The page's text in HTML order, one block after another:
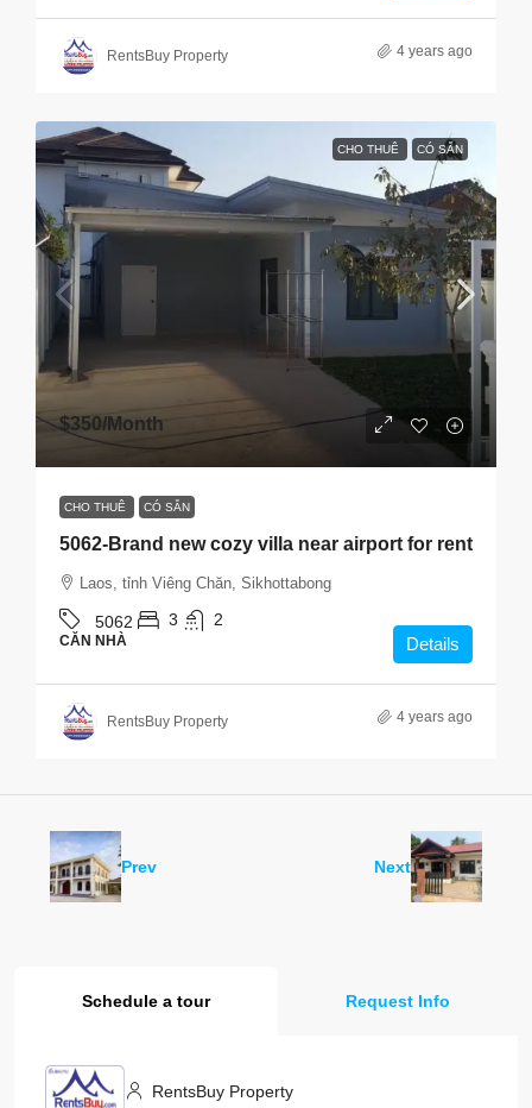
RentsBuy Property 4 years ago
CHO THUÊ CÓ SẴN
$350/Month
CHO THUÊ CÓ SẴN
5062-Brand new cozy villa near airport for rent
Laos, tỉnh Viêng Chăn, Sikhottabong
5062 3 2
CĂN NHÀ Details
RentsBuy Property 4 years ago
Prev Next
Schedule a tour Request Info
RentsBuy Property